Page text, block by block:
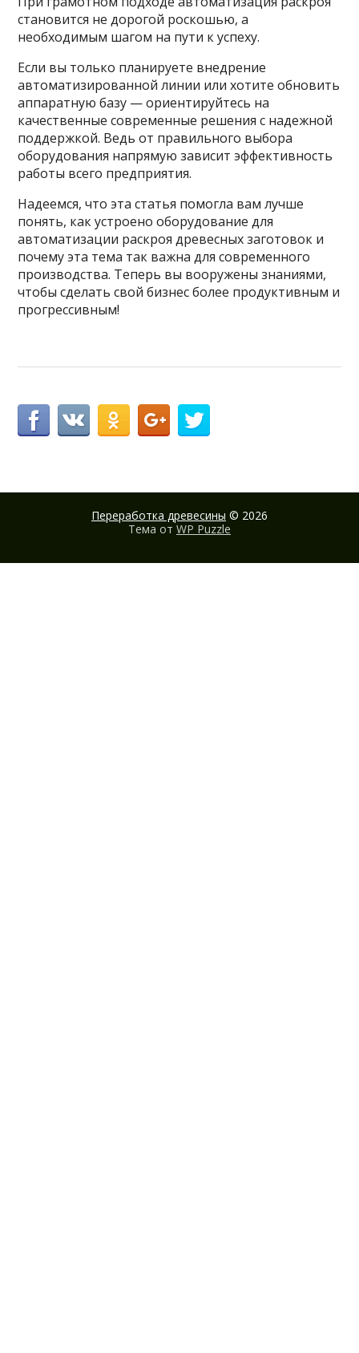
становится не дорогой роскошью, а
необходимым шагом на пути к успеху.
Если вы только планируете внедрение
автоматизированной линии или хотите обновить
аппаратную базу — ориентируйтесь на
качественные современные решения с надежной
поддержкой. Ведь от правильного выбора
оборудования напрямую зависит эффективность
работы всего предприятия.
Надеемся, что эта статья помогла вам лучше
понять, как устроено оборудование для
автоматизации раскроя древесных заготовок и
почему эта тема так важна для современного
производства. Теперь вы вооружены знаниями,
чтобы сделать свой бизнес более продуктивным и
прогрессивным!
Переработка древесины © 2026
Тема от WP Puzzle